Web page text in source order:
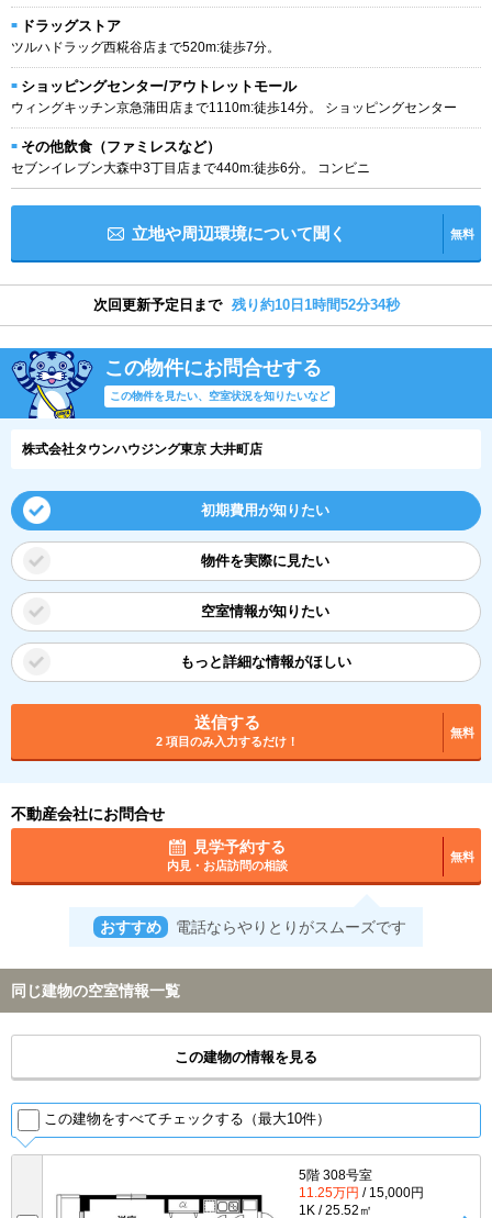
ドラッグストア
ツルハドラッグ西糀谷店まで520m:徒歩7分。
ショッピングセンター/アウトレットモール
ウィングキッチン京急蒲田店まで1110m:徒歩14分。 ショッピングセンター
その他飲食（ファミレスなど）
セブンイレブン大森中3丁目店まで440m:徒歩6分。 コンビニ
立地や周辺環境について聞く 無料
次回更新予定日まで 残り約10日1時間52分33秒
この物件にお問合せする
この物件を見たい、空室状況を知りたいなど
株式会社タウンハウジング東京 大井町店
初期費用が知りたい
物件を実際に見たい
空室情報が知りたい
もっと詳細な情報がほしい
送信する
2 項目のみ入力するだけ！
無料
不動産会社にお問合せ
見学予約する
内見・お店訪問の相談
無料
おすすめ 電話ならやりとりがスムーズです
同じ建物の空室情報一覧
この建物の情報を見る
この建物をすべてチェックする（最大10件）
5階 308号室
11.25万円 / 15,000円
1K / 25.52㎡